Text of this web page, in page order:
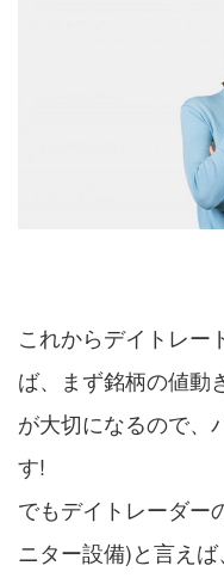
これからデイトレー
ば、まず銘柄の値動
が大切になるので、
す!
でもデイトレーダー
ニター設備)と言え